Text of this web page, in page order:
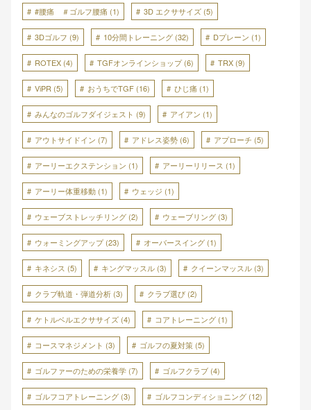
#腰痛 ＃ゴルフ腰痛 (1) 3D エクササイズ (5)
3Dゴルフ (9) 10分間トレーニング (32) Dプレーン (1)
ROTEX (4) TGFオンラインショップ(6) TRX (9)
ViPR (5) おうちでTGF (16) ひじ痛 (1)
みんなのゴルフダイジェスト (9) アイアン (1)
アウトサイドイン (7) アドレス姿勢 (6) アプローチ (5)
アーリーエクステンション (1) アーリーリリース (1)
アーリー体重移動 (1) ウェッジ (1)
ウェーブストレッチリング (2) ウェーブリング (3)
ウォーミングアップ(23) オーバースイング (1)
キネシス (5) キングマッスル (3) クイーンマッスル (3)
クラブ軌道・弾道分析 (3) クラブ選び (2)
ケトルベルエクササイズ (4) コアトレーニング (1)
コースマネジメント (3) ゴルフの夏対策 (5)
ゴルファーのための栄養学 (7) ゴルフクラブ (4)
ゴルフコアトレーニング (3) ゴルフコンディショニング (12)